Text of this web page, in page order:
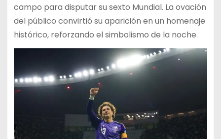
campo para disputar su sexto Mundial. La ovación
del público convirtió su aparición en un homenaje
histórico, reforzando el simbolismo de la noche.